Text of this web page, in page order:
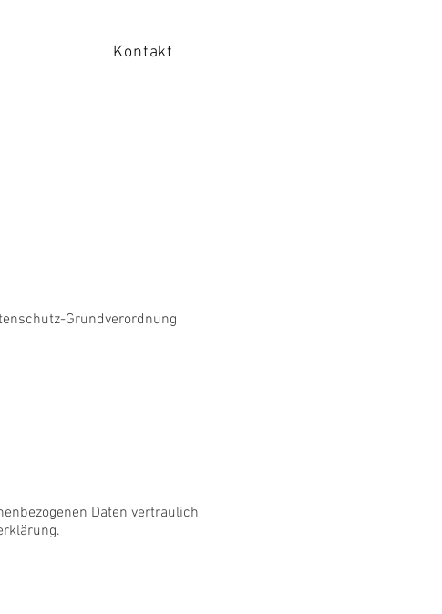
Kontakt
Grundverordnung
Daten vertraulich